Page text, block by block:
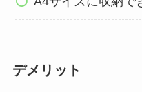
デメリット